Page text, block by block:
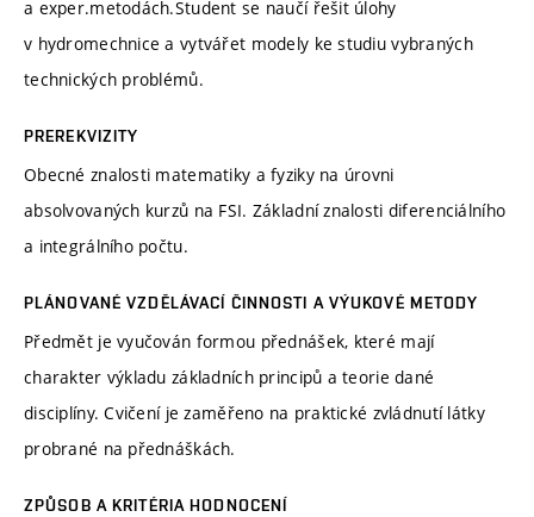
a exper.metodách.Student se naučí řešit úlohy
v hydromechnice a vytvářet modely ke studiu vybraných
technických problémů.
PREREKVIZITY
Obecné znalosti matematiky a fyziky na úrovni
absolvovaných kurzů na FSI. Základní znalosti diferenciálního
a integrálního počtu.
PLÁNOVANÉ VZDĚLÁVACÍ ČINNOSTI A VÝUKOVÉ METODY
Předmět je vyučován formou přednášek, které mají
charakter výkladu základních principů a teorie dané
disciplíny. Cvičení je zaměřeno na praktické zvládnutí látky
probrané na přednáškách.
ZPŮSOB A KRITÉRIA HODNOCENÍ